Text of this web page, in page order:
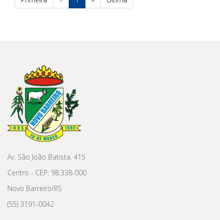
Av. São João Batista, 415
Centro - CEP: 98.338-000
Novo Barreiro/RS
(55) 3191-0042